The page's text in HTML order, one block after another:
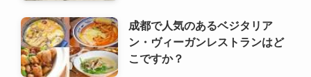
成都で人気のあるベジタリア
ン・ヴィーガンレストランはど
こですか？